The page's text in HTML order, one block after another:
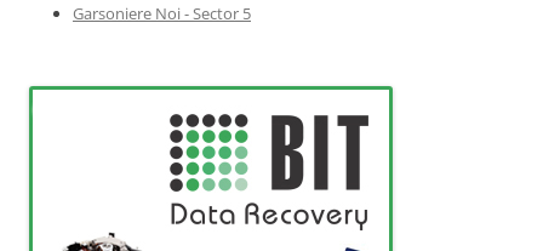
Garsoniere Noi - Sector 5